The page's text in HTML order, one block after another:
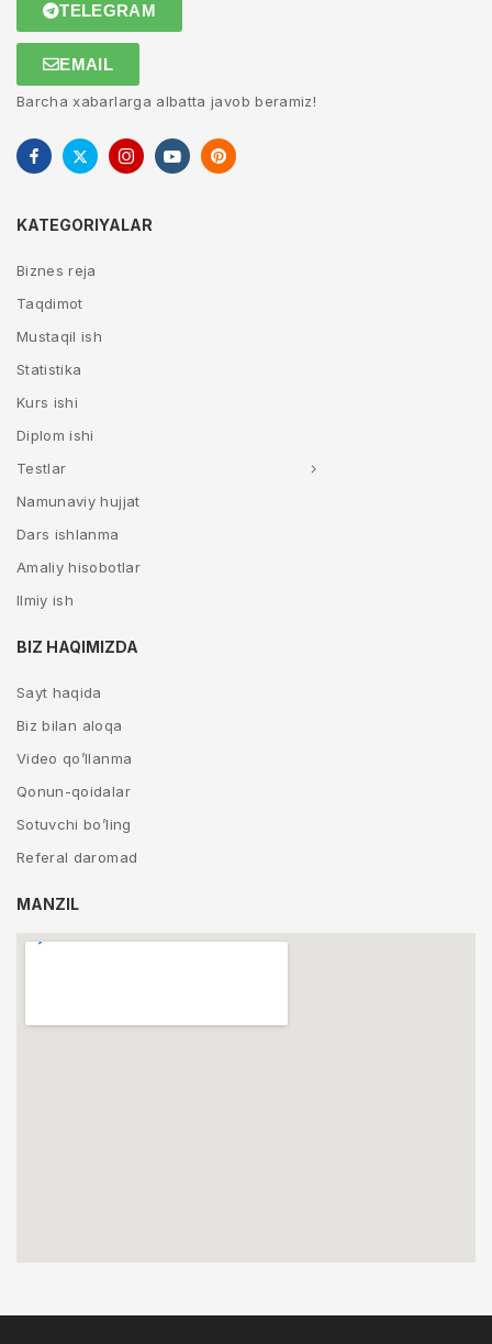
TELEGRAM
EMAIL
Barcha xabarlarga albatta javob beramiz!
KATEGORIYALAR
Biznes reja
Taqdimot
Mustaqil ish
Statistika
Kurs ishi
Diplom ishi
Testlar
Namunaviy hujjat
Dars ishlanma
Amaliy hisobotlar
Ilmiy ish
BIZ HAQIMIZDA
Sayt haqida
Biz bilan aloqa
Video qo’llanma
Qonun-qoidalar
Sotuvchi bo’ling
Referal daromad
MANZIL